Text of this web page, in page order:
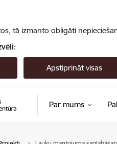
tā izmanto obligāti
Apstiprināt visas
Par mums